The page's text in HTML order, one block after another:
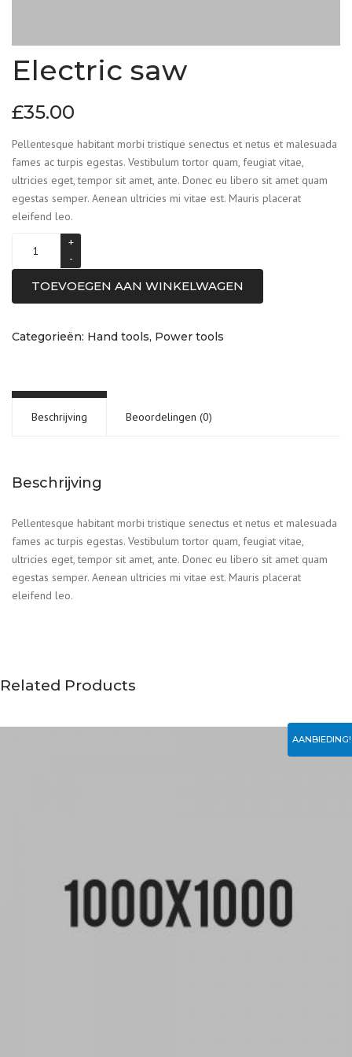
Electric saw
£35.00
Pellentesque habitant morbi tristique senectus et netus et malesuada
fames ac turpis egestas. Vestibulum tortor quam, feugiat vitae,
ultricies eget, tempor sit amet, ante. Donec eu libero sit amet quam
egestas semper. Aenean ultricies mi vitae est. Mauris placerat
eleifend leo.
TOEVOEGEN AAN WINKELWAGEN
Categorieën: Hand tools, Power tools
Beschrijving Beoordelingen (0)
Beschrijving
Pellentesque habitant morbi tristique senectus et netus et malesuada
fames ac turpis egestas. Vestibulum tortor quam, feugiat vitae,
ultricies eget, tempor sit amet, ante. Donec eu libero sit amet quam
egestas semper. Aenean ultricies mi vitae est. Mauris placerat
eleifend leo.
Related Products
AANBIEDING!